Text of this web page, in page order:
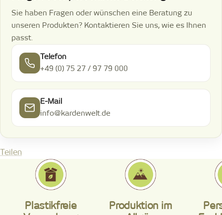
Sie haben Fragen oder wünschen eine Beratung zu
unseren Produkten? Kontaktieren Sie uns, wie es Ihnen
passt.
Telefon
+49 (0) 75 27 / 97 79 000
E-Mail
info@kardenwelt.de
Teilen
Plastikfreie
Produktion im